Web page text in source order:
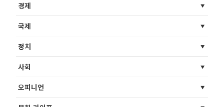
경제
국제
정치
사회
오피니언